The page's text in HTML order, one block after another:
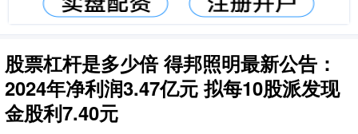
股票杠杆是多少倍 得邦照明最新公告：
2024年净利润3.47亿元 拟每10股派发现
金股利7.40元